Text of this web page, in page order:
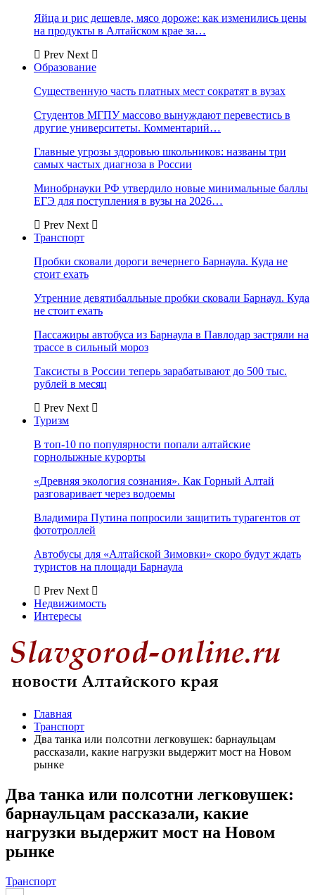
Яйца и рис дешевле, мясо дороже: как изменились цены
на продукты в Алтайском крае за…
Prev Next
Образование
Существенную часть платных мест сократят в вузах
Студентов МГПУ массово вынуждают перевестись в
другие университеты. Комментарий…
Главные угрозы здоровью школьников: названы три
самых частых диагноза в России
Минобрнауки РФ утвердило новые минимальные баллы
ЕГЭ для поступления в вузы на 2026…
Prev Next
Транспорт
Пробки сковали дороги вечернего Барнаула. Куда не
стоит ехать
Утренние девятибалльные пробки сковали Барнаул. Куда
не стоит ехать
Пассажиры автобуса из Барнаула в Павлодар застряли на
трассе в сильный мороз
Таксисты в России теперь зарабатывают до 500 тыс.
рублей в месяц
Prev Next
Туризм
В топ-10 по популярности попали алтайские
горнолыжные курорты
«Древняя экология сознания». Как Горный Алтай
разговаривает через водоемы
Владимира Путина попросили защитить турагентов от
фототроллей
Автобусы для «Алтайской Зимовки» скоро будут ждать
туристов на площади Барнаула
Prev Next
Недвижимость
Интересы
Главная
Транспорт
Два танка или полсотни легковушек: барнаульцам
рассказали, какие нагрузки выдержит мост на Новом
рынке
Два танка или полсотни легковушек:
барнаульцам рассказали, какие
нагрузки выдержит мост на Новом
рынке
Транспорт